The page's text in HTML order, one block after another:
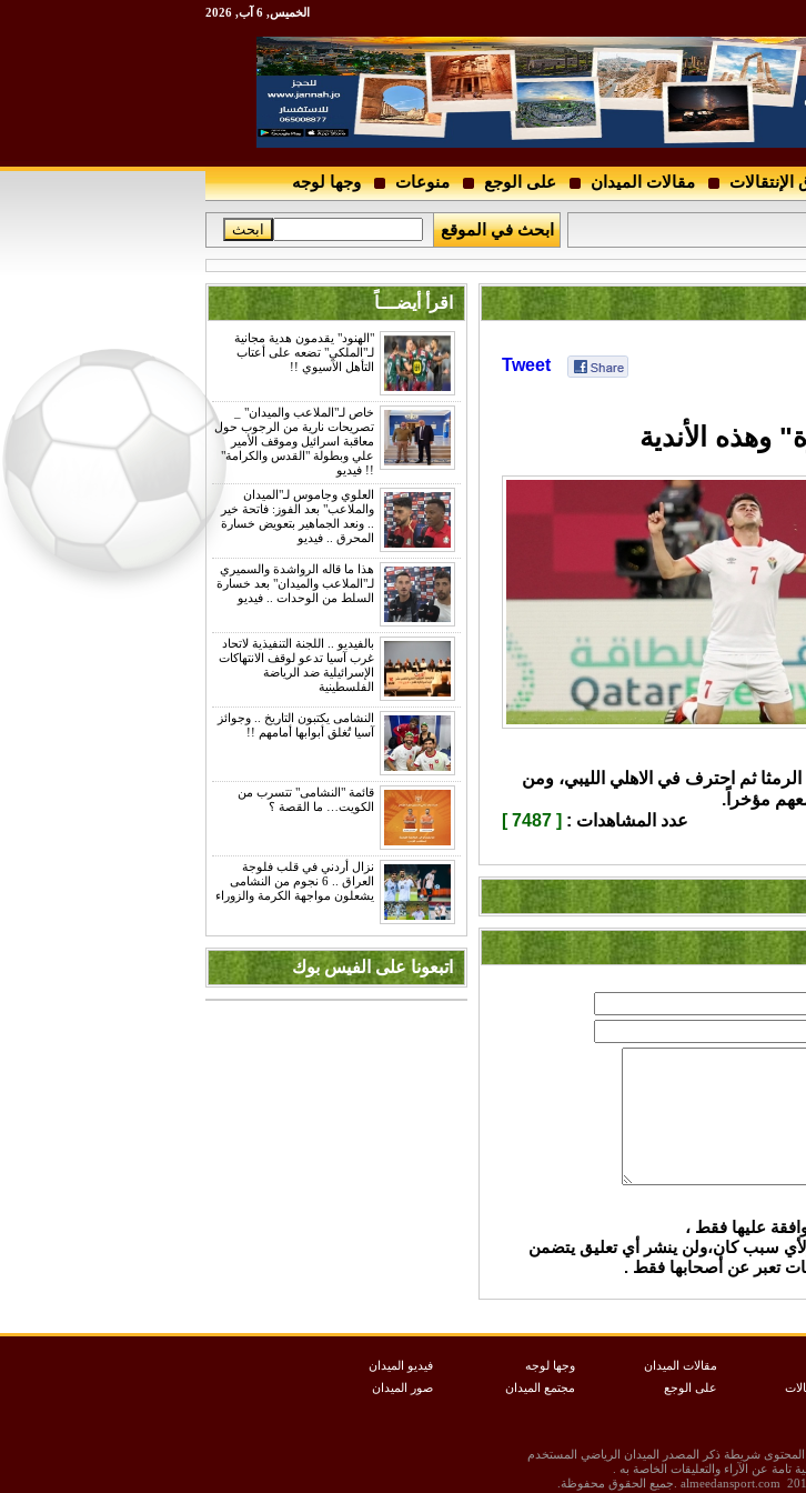
الخميس, 6 آب, 2026
مقالات الميدان على الوجع منوعات
وجها لوجه
هو موعد اللقاء الثاني
ابحث في الموقع
Tweet
الأندية
ثم احترف في الاهلي الليبي، ومن
مؤخراً.
عدد المشاهدات : [ 7487 ]
عليها فقط ،
سبب كان،ولن ينشر أي تعليق يتضمن
تعبر عن أصحابها فقط .
اقرأ أيضـــاً
"الهنود" يقدمون هدية مجانية
لـ"الملكي" تضعه على أعتاب
التأهل الآسيوي !!
خاص لـ"الملاعب والميدان" _
تصريحات نارية من الرجوب حول
معاقبة اسرائيل وموقف الأمير
علي وبطولة "القدس والكرامة"
!! فيديو
العلوي وجاموس لـ"الميدان
والملاعب" بعد الفوز: فاتحة خير
.. ونعد الجماهير بتعويض خسارة
المحرق .. فيديو
هذا ما قاله الرواشدة والسميري
لـ"الملاعب والميدان" بعد خسارة
السلط من الوحدات .. فيديو
بالفيديو .. اللجنة التنفيذية لاتحاد
غرب آسيا تدعو لوقف الانتهاكات
الإسرائيلية ضد الرياضة
الفلسطينية
النشامى يكتبون التاريخ .. وجوائز
آسيا تُغلق أبوابها أمامهم !!
قائمة "النشامى" تتسرب من
الكويت… ما القصة ؟
نزال أردني في قلب فلوجة
العراق .. 6 نجوم من النشامى
يشعلون مواجهة الكرمة والزوراء
اتبعونا على الفيس بوك
مقالات الميدان
على الوجع
وجها لوجه
مجتمع الميدان
فيديو الميدان
صور الميدان
شريطة ذكر المصدر الميدان الرياضي المستخدم
عن الآراء والتعليقات الخاصة به .